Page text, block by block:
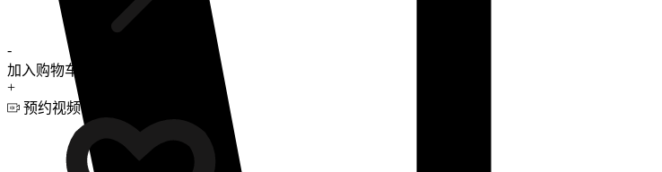
-
加入购物车
+
预约视频咨询